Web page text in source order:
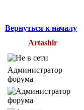
Вернуться к началу
Artashir
Администратор
форума